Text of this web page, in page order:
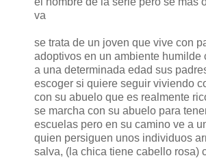
va
se trata de un joven que vive con
adoptivos en un ambiente humilde
a una determinada edad sus
escoger si quiere seguir viviendo
con su abuelo que es realmente
se marcha con su abuelo para
escuelas pero en su camino ve a
quien persiguen unos individuos
salva, (la chica tiene cabello rosa)